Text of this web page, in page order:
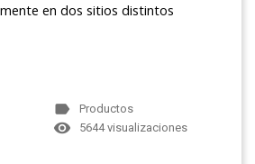
en dos sitios distintos
label Productos
remove_red_eye 5644 visualizaciones